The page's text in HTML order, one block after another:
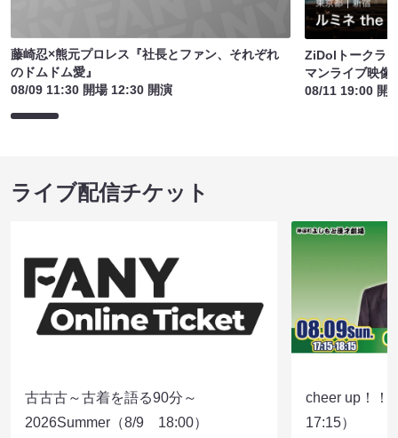
藤崎忍×熊元プロレス『社長とファン、それぞれ
のドムドム愛』
08/09 11:30 開場 12:30 開演
ZiDolトークラ
マンライブ映像
08/11 19:00 開
ライブ配信チケット
古古古～古着を語る90分～
2026Summer（8/9 18:00）
cheer up！
17:15）